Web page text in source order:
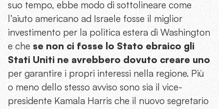
suo tempo, ebbe modo di sottolineare come
l’aiuto americano ad Israele fosse il miglior
investimento per la politica estera di Washington
e che se non ci fosse lo Stato ebraico gli
Stati Uniti ne avrebbero dovuto creare uno
per garantire i propri interessi nella regione. Più
o meno dello stesso avviso sono sia il vice-
presidente Kamala Harris che il nuovo segretario